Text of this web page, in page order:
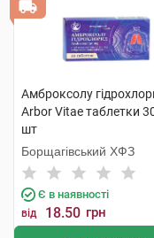
Амброксолу
Arbor Vitae таблетки
шт
Борщагівський ХФЗ
Є в наявності
від 18.50 грн